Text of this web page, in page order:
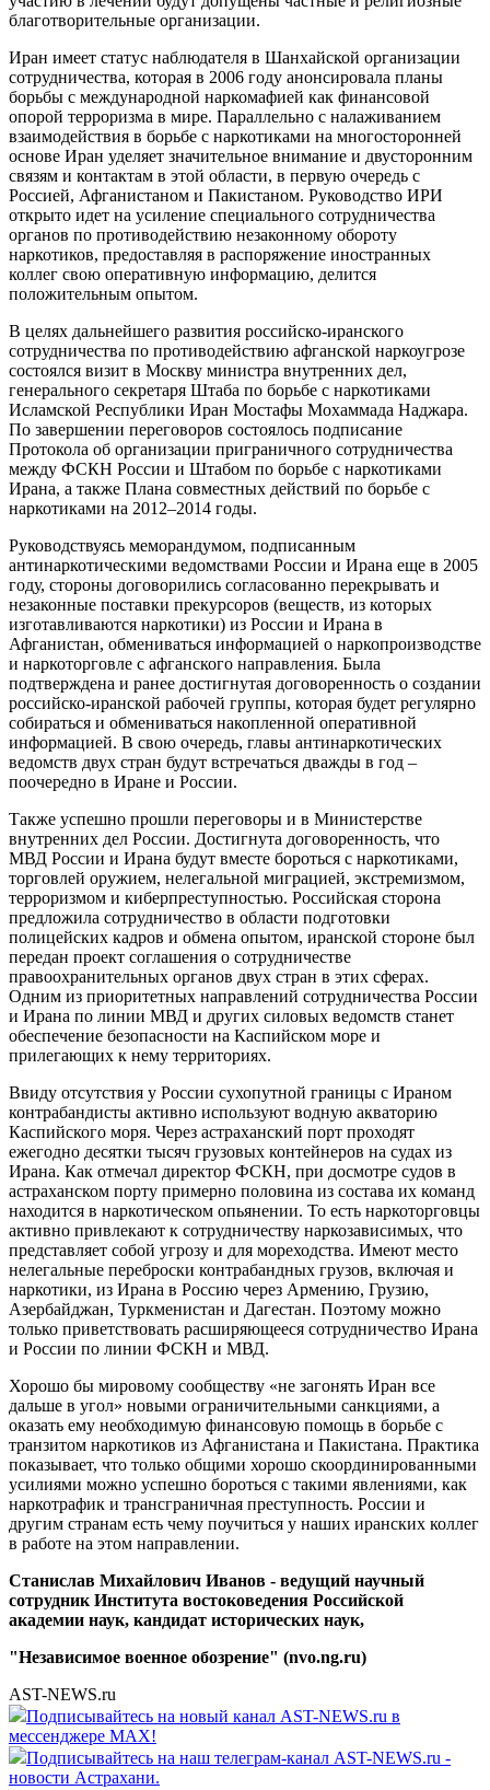
благотворительные организации.
Иран имеет статус наблюдателя в Шанхайской организации
сотрудничества, которая в 2006 году анонсировала планы
борьбы с международной наркомафией как финансовой
опорой терроризма в мире. Параллельно с налаживанием
взаимодействия в борьбе с наркотиками на многосторонней
основе Иран уделяет значительное внимание и двусторонним
связям и контактам в этой области, в первую очередь с
Россией, Афганистаном и Пакистаном. Руководство ИРИ
открыто идет на усиление специального сотрудничества
органов по противодействию незаконному обороту
наркотиков, предоставляя в распоряжение иностранных
коллег свою оперативную информацию, делится
положительным опытом.
В целях дальнейшего развития российско-иранского
сотрудничества по противодействию афганской наркоугрозе
состоялся визит в Москву министра внутренних дел,
генерального секретаря Штаба по борьбе с наркотиками
Исламской Республики Иран Мостафы Мохаммада Наджара.
По завершении переговоров состоялось подписание
Протокола об организации приграничного сотрудничества
между ФСКН России и Штабом по борьбе с наркотиками
Ирана, а также Плана совместных действий по борьбе с
наркотиками на 2012–2014 годы.
Руководствуясь меморандумом, подписанным
антинаркотическими ведомствами России и Ирана еще в 2005
году, стороны договорились согласованно перекрывать и
незаконные поставки прекурсоров (веществ, из которых
изготавливаются наркотики) из России и Ирана в
Афганистан, обмениваться информацией о наркопроизводстве
и наркоторговле с афганского направления. Была
подтверждена и ранее достигнутая договоренность о создании
российско-иранской рабочей группы, которая будет регулярно
собираться и обмениваться накопленной оперативной
информацией. В свою очередь, главы антинаркотических
ведомств двух стран будут встречаться дважды в год –
поочередно в Иране и России.
Также успешно прошли переговоры и в Министерстве
внутренних дел России. Достигнута договоренность, что
МВД России и Ирана будут вместе бороться с наркотиками,
торговлей оружием, нелегальной миграцией, экстремизмом,
терроризмом и киберпреступностью. Российская сторона
предложила сотрудничество в области подготовки
полицейских кадров и обмена опытом, иранской стороне был
передан проект соглашения о сотрудничестве
правоохранительных органов двух стран в этих сферах.
Одним из приоритетных направлений сотрудничества России
и Ирана по линии МВД и других силовых ведомств станет
обеспечение безопасности на Каспийском море и
прилегающих к нему территориях.
Ввиду отсутствия у России сухопутной границы с Ираном
контрабандисты активно используют водную акваторию
Каспийского моря. Через астраханский порт проходят
ежегодно десятки тысяч грузовых контейнеров на судах из
Ирана. Как отмечал директор ФСКН, при досмотре судов в
астраханском порту примерно половина из состава их команд
находится в наркотическом опьянении. То есть наркоторговцы
активно привлекают к сотрудничеству наркозависимых, что
представляет собой угрозу и для мореходства. Имеют место
нелегальные переброски контрабандных грузов, включая и
наркотики, из Ирана в Россию через Армению, Грузию,
Азербайджан, Туркменистан и Дагестан. Поэтому можно
только приветствовать расширяющееся сотрудничество Ирана
и России по линии ФСКН и МВД.
Хорошо бы мировому сообществу «не загонять Иран все
дальше в угол» новыми ограничительными санкциями, а
оказать ему необходимую финансовую помощь в борьбе с
транзитом наркотиков из Афганистана и Пакистана. Практика
показывает, что только общими хорошо скоординированными
усилиями можно успешно бороться с такими явлениями, как
наркотрафик и трансграничная преступность. России и
другим странам есть чему поучиться у наших иранских коллег
в работе на этом направлении.
Станислав Михайлович Иванов - ведущий научный
сотрудник Института востоковедения Российской
академии наук, кандидат исторических наук,
"Независимое военное обозрение" (nvo.ng.ru)
AST-NEWS.ru
Подписывайтесь на новый канал AST-NEWS.ru в
мессенджере MAX!
Подписывайтесь на наш телеграм-канал AST-NEWS.ru -
новости Астрахани.